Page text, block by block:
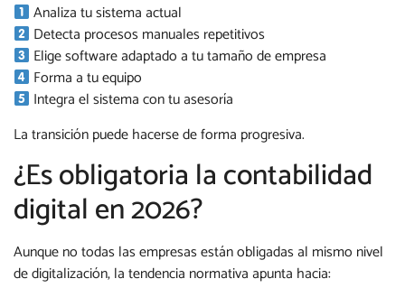
Analiza tu sistema actual
Detecta procesos manuales repetitivos
Elige software adaptado a tu tamaño de empresa
Forma a tu equipo
Integra el sistema con tu asesoría
La transición puede hacerse de forma progresiva.
¿Es obligatoria la contabilidad
digital en 2026?
Aunque no todas las empresas están obligadas al mismo nivel
de digitalización, la tendencia normativa apunta hacia: